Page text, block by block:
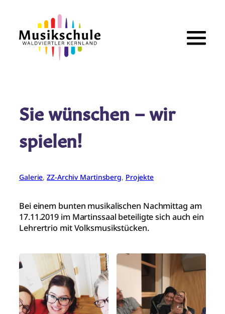
springen
Sie wünschen – wir
spielen!
Galerie, ZZ-Archiv Martinsberg, Projekte
Bei einem bunten musikalischen Nachmittag am
17.11.2019 im Martinssaal beteiligte sich auch ein
Lehrertrio mit Volksmusikstücken.